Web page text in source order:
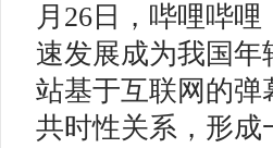
月26日，哔哩哔
速发展成为我国年
站基于互联网的弹
共时性关系，形成